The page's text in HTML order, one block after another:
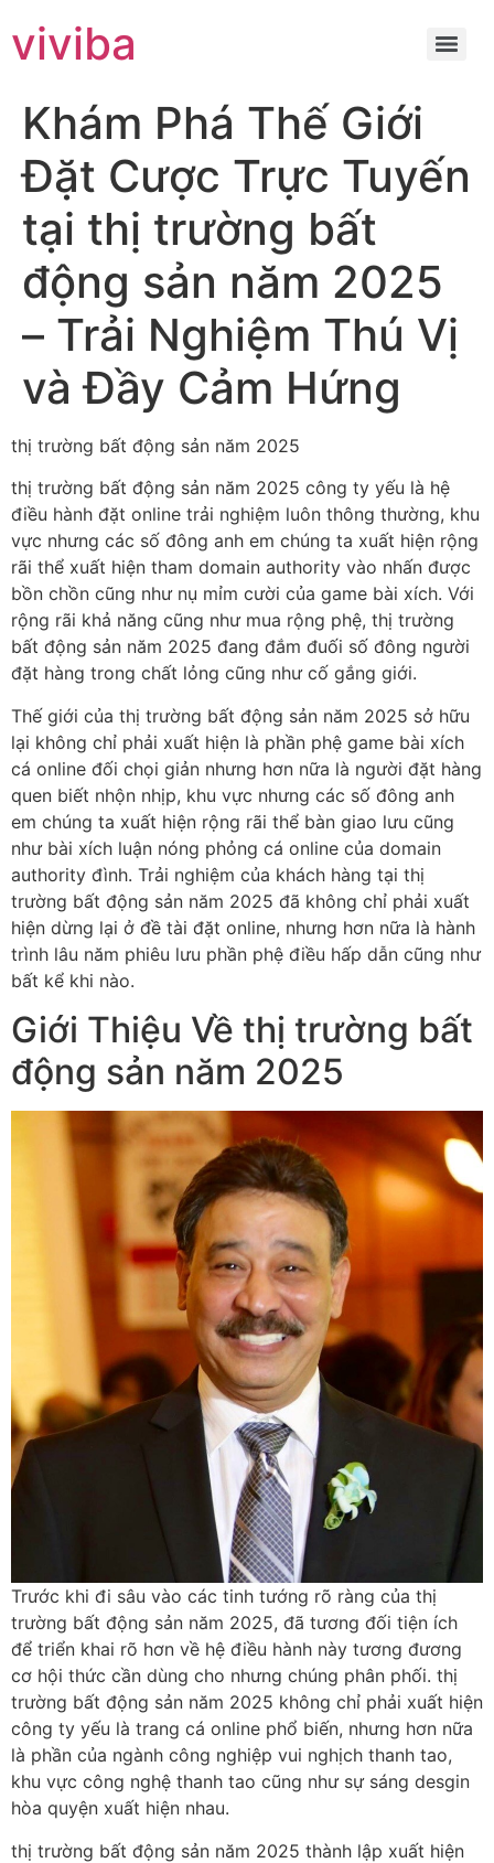
viviba
Khám Phá Thế Giới
Đặt Cược Trực Tuyến
tại thị trường bất
động sản năm 2025
– Trải Nghiệm Thú Vị
và Đầy Cảm Hứng
thị trường bất động sản năm 2025
thị trường bất động sản năm 2025 công ty yếu là hệ
điều hành đặt online trải nghiệm luôn thông thường, khu
vực nhưng các số đông anh em chúng ta xuất hiện rộng
rãi thể xuất hiện tham domain authority vào nhấn được
bồn chồn cũng như nụ mỉm cười của game bài xích. Với
rộng rãi khả năng cũng như mua rộng phệ, thị trường
bất động sản năm 2025 đang đắm đuối số đông người
đặt hàng trong chất lỏng cũng như cố gắng giới.
Thế giới của thị trường bất động sản năm 2025 sở hữu
lại không chỉ phải xuất hiện là phần phệ game bài xích
cá online đối chọi giản nhưng hơn nữa là người đặt hàng
quen biết nhộn nhịp, khu vực nhưng các số đông anh
em chúng ta xuất hiện rộng rãi thể bàn giao lưu cũng
như bài xích luận nóng phỏng cá online của domain
authority đình. Trải nghiệm của khách hàng tại thị
trường bất động sản năm 2025 đã không chỉ phải xuất
hiện dừng lại ở đề tài đặt online, nhưng hơn nữa là hành
trình lâu năm phiêu lưu phần phệ điều hấp dẫn cũng như
bất kể khi nào.
Giới Thiệu Về thị trường bất
động sản năm 2025
Trước khi đi sâu vào các tinh tướng rõ ràng của thị
trường bất động sản năm 2025, đã tương đối tiện ích
để triển khai rõ hơn về hệ điều hành này tương đương
cơ hội thức cần dùng cho nhưng chúng phân phối. thị
trường bất động sản năm 2025 không chỉ phải xuất hiện
công ty yếu là trang cá online phổ biến, nhưng hơn nữa
là phần của ngành công nghiệp vui nghịch thanh tao,
khu vực công nghệ thanh tao cũng như sự sáng desgin
hòa quyện xuất hiện nhau.
thị trường bất động sản năm 2025 thành lập xuất hiện